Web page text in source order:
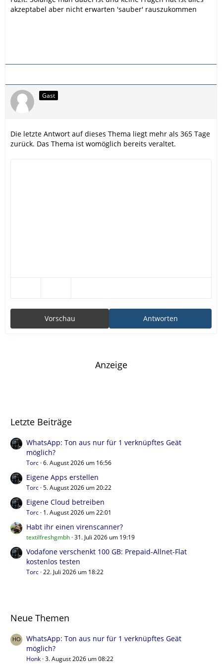
akzeptabel aber nicht erwarten 'sauber' rauszukommen
Gast
Die letzte Antwort auf dieses Thema liegt mehr als 365 Tage
zurück. Das Thema ist womöglich bereits veraltet.
Antworten
Vorschau
Anzeige
Letzte Beiträge
WhatsApp: Ton aus nur für 1 verknüpftes Geät
möglich?
Torc 6. August 2026 um 16:56
Eigene Apps erstellen
Torc 5. August 2026 um 20:22
Eigene Cloud betreiben
Torc 1. August 2026 um 22:01
Habt ihr einen virenscanner?
textilfreshgmbh 31. Juli 2026 um 19:19
Vodafone verschenkt 100 GB: Prepaid-Allnet-Flat
kostenlos testen
Torc 22. Juli 2026 um 18:22
Neue Themen
WhatsApp: Ton aus nur für 1 verknüpftes Geät
möglich?
Honk 3. August 2026 um 08:22